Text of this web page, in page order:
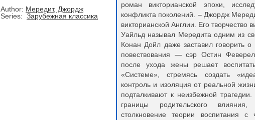
Author: Мередит, Джордж
Series: Зарубежная классика
роман викторианской эпохи,
конфликта поколений. – Джордж
викторианской Англии. Его
Уайльд называл Мередита одним из
Конан Дойл даже заставил говорить
повествования — сэр Остин
после ухода жены решает
«Системе», стремясь создать
контроль и изоляция от реальной
подталкивают к неизбежной
границы родительского влияния,
столкновение теории воспитания с